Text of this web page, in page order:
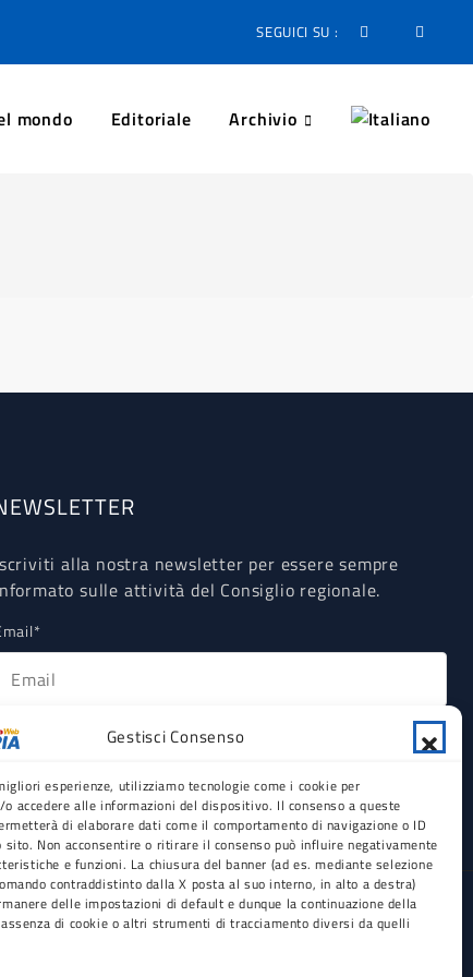
Gestisci Consenso
esperienze, utilizziamo tecnologie come i cookie per
accedere alle informazioni del dispositivo. Il consenso a queste
di elaborare dati come il comportamento di navigazione o ID
sito. Non acconsentire o ritirare il consenso può influire negativamente
e funzioni. La chiusura del banner (ad es. mediante selezione
contraddistinto dalla X posta al suo interno, in alto a destra)
delle impostazioni di default e dunque la continuazione della
di cookie o altri strumenti di tracciamento diversi da quelli
SEGUICI SU :
mondo Editoriale Archivio
alla nostra newsletter per essere sempre
sulle attività del Consiglio regionale.
Ho letto, compreso e accettato la Privacy Policy riguardante
trattamento dei dati personali ex art 13 GDPR (obbligatorio).
|C.F.80001350802 |P.IVA02969530803 |Sede
consiglioregionale@pec.consrc.it |Direttore